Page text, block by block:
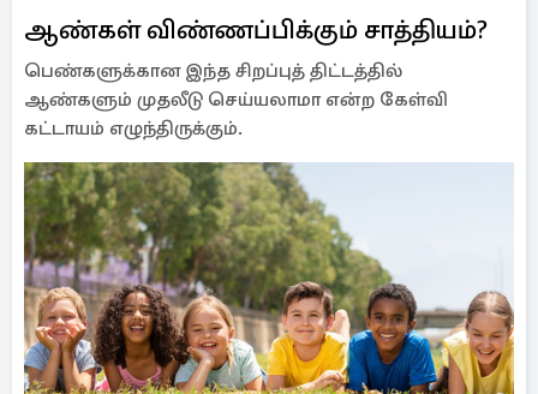
ஆண்கள் விண்ணப்பிக்கும் சாத்தியம்?
பெண்களுக்கான இந்த சிறப்புத் திட்டத்தில்
ஆண்களும் முதலீடு செய்யலாமா என்ற கேள்வி
கட்டாயம் எழுந்திருக்கும்.